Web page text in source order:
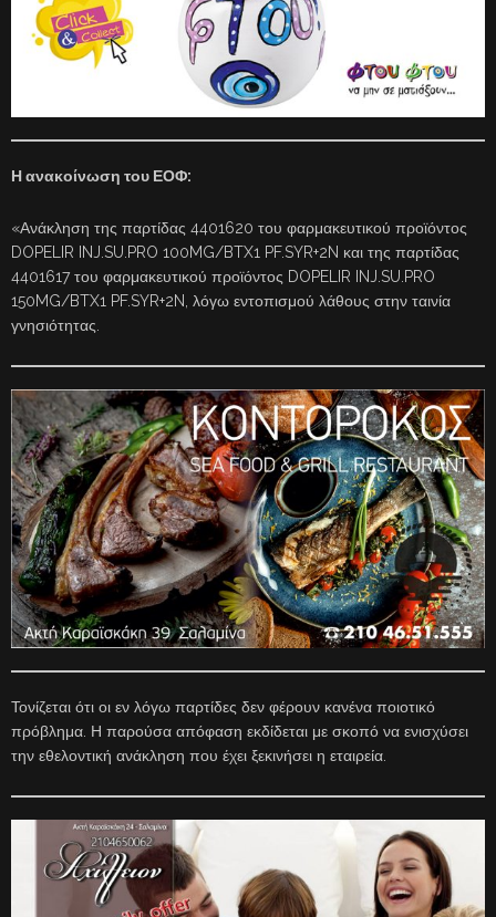
Η ανακοίνωση του ΕΟΦ:
«Ανάκληση της παρτίδας 4401620 του φαρμακευτικού προϊόντος
DOPELIR INJ.SU.PRO 100MG/BTX1 PF.SYR+2N και της παρτίδας
4401617 του φαρμακευτικού προϊόντος DOPELIR INJ.SU.PRO
150MG/BTX1 PF.SYR+2N, λόγω εντοπισμού λάθους στην ταινία
γνησιότητας.
Τονίζεται ότι οι εν λόγω παρτίδες δεν φέρουν κανένα ποιοτικό
πρόβλημα. Η παρούσα απόφαση εκδίδεται με σκοπό να ενισχύσει
την εθελοντική ανάκληση που έχει ξεκινήσει η εταιρεία.